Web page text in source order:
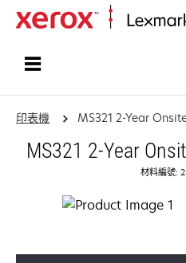
印表機 MS321 2-Year
MS321 2-Year
材料編號: